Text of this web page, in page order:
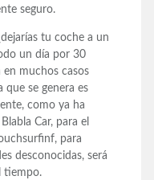
seguro.
tu coche a un
un día por 30
en muchos casos
que se genera es
como ya ha
Car, para el
para
desconocidas, será
tiempo.